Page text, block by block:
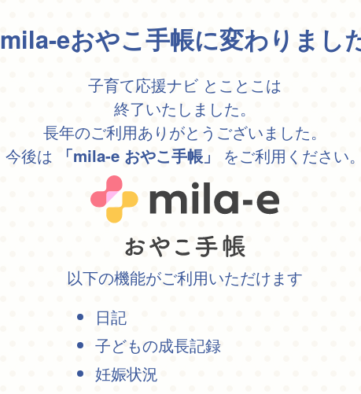
mila-eおやこ手帳に変わりまし
子育て応援ナビ とことこは
終了いたしました。
長年のご利用ありがとうございました。
今後は
「mila-e おやこ手帳」 をご利用ください
以下の機能がご利用いただけます
日記
子どもの成長記録
妊娠状況